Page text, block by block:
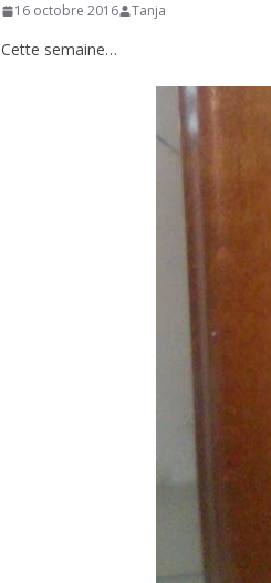
16 octobre 2016 Tanja
Cette semaine…